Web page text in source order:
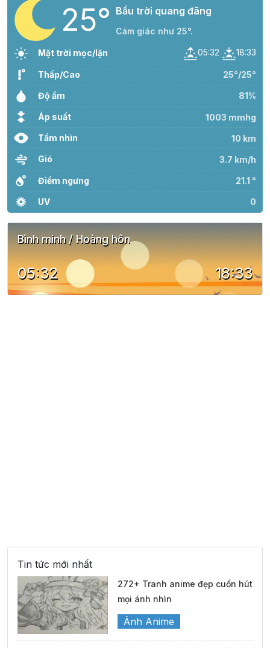
25° Bầu trời quang đãng
Cảm giác như 25°.
Mặt trời mọc/lặn 05:32 18:33
Thấp/Cao 25°/25°
Độ ẩm 81%
Áp suất 1003 mmhg
Tầm nhìn 10 km
Gió 3.7 km/h
Điểm ngưng 21.1 °
UV 0
Bình minh / Hoàng hôn
05:32 18:33
Tin tức mới nhất
272+ Tranh anime đẹp cuốn hút
mọi ánh nhìn
Ảnh Anime